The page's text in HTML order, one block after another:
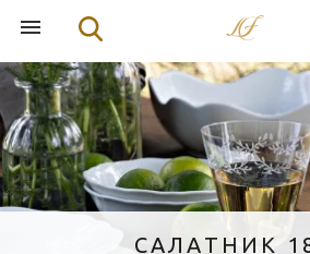
САЛАТНИК